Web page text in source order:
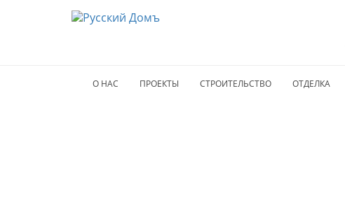
О НАС ПРОЕКТЫ СТРОИТЕЛЬСТВО ОТДЕЛКА